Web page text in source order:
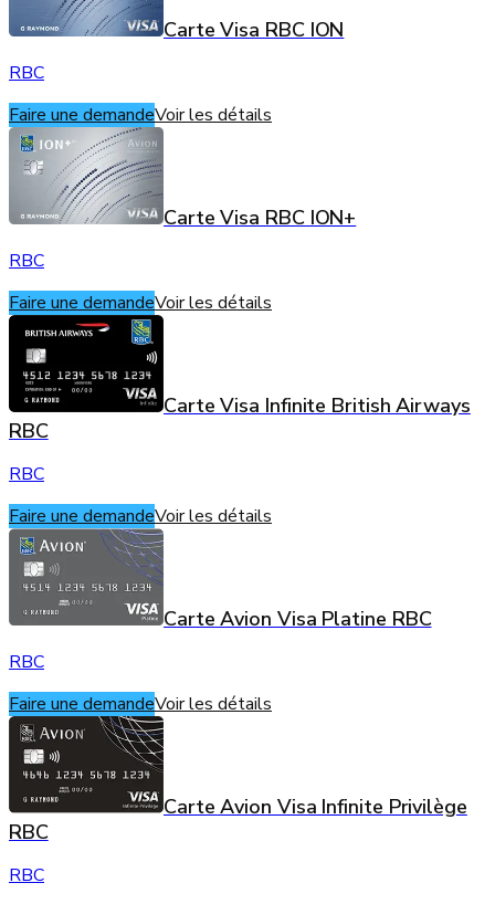
Carte Visa RBC ION
RBC
Faire une demandeVoir les détails
Carte Visa RBC ION+
RBC
Faire une demandeVoir les détails
Carte Visa Infinite British Airways
RBC
RBC
Faire une demandeVoir les détails
Carte Avion Visa Platine RBC
RBC
Faire une demandeVoir les détails
Carte Avion Visa Infinite Privilège
RBC
RBC